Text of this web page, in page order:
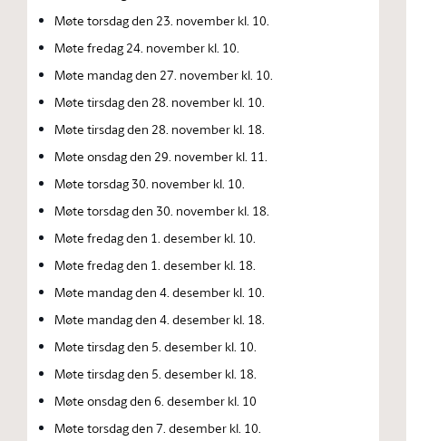
Møte torsdag den 23. november kl. 10.
Møte fredag 24. november kl. 10.
Møte mandag den 27. november kl. 10.
Møte tirsdag den 28. november kl. 10.
Møte tirsdag den 28. november kl. 18.
Møte onsdag den 29. november kl. 11.
Møte torsdag 30. november kl. 10.
Møte torsdag den 30. november kl. 18.
Møte fredag den 1. desember kl. 10.
Møte fredag den 1. desember kl. 18.
Møte mandag den 4. desember kl. 10.
Møte mandag den 4. desember kl. 18.
Møte tirsdag den 5. desember kl. 10.
Møte tirsdag den 5. desember kl. 18.
Møte onsdag den 6. desember kl. 10
Møte torsdag den 7. desember kl. 10.